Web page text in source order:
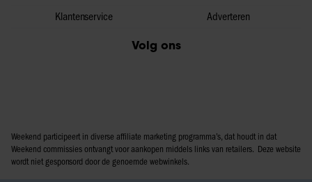
Klantenservice
Adverteren
Volg ons
Weekend participeert in diverse affiliate marketing programma’s, dat houdt in dat
Weekend commissies ontvangt voor aankopen middels links van retailers. Deze website
wordt niet gesponsord door de genoemde webwinkels.